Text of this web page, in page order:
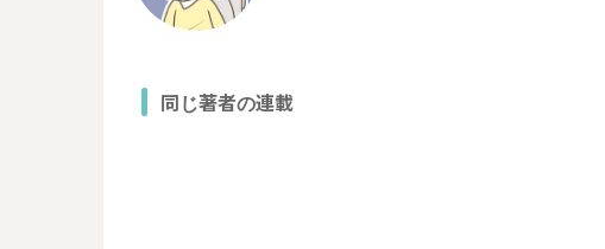
同じ著者の連載